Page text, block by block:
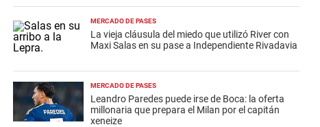
MERCADO DE PASES
La vieja cláusula del miedo que utilizó River con
Maxi Salas en su pase a Independiente Rivadavia
MERCADO DE PASES
Leandro Paredes puede irse de Boca: la oferta
millonaria que prepara el Milan por el capitán
xeneize